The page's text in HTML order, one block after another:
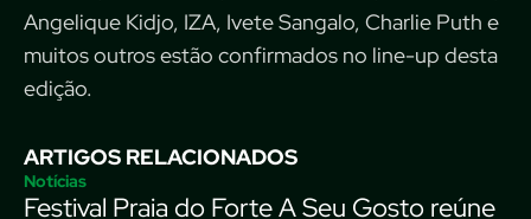
Angelique Kidjo, IZA, Ivete Sangalo, Charlie Puth e
muitos outros estão confirmados no line-up desta
edição.
ARTIGOS RELACIONADOS
Notícias
Festival Praia do Forte A Seu Gosto reúne